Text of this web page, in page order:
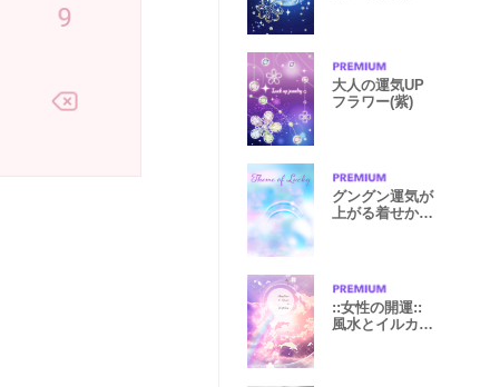
大人の運気UP
フラワー(紫)
グングン運気が
上がる着せかえ
::女性の開運::
風水とイルカた